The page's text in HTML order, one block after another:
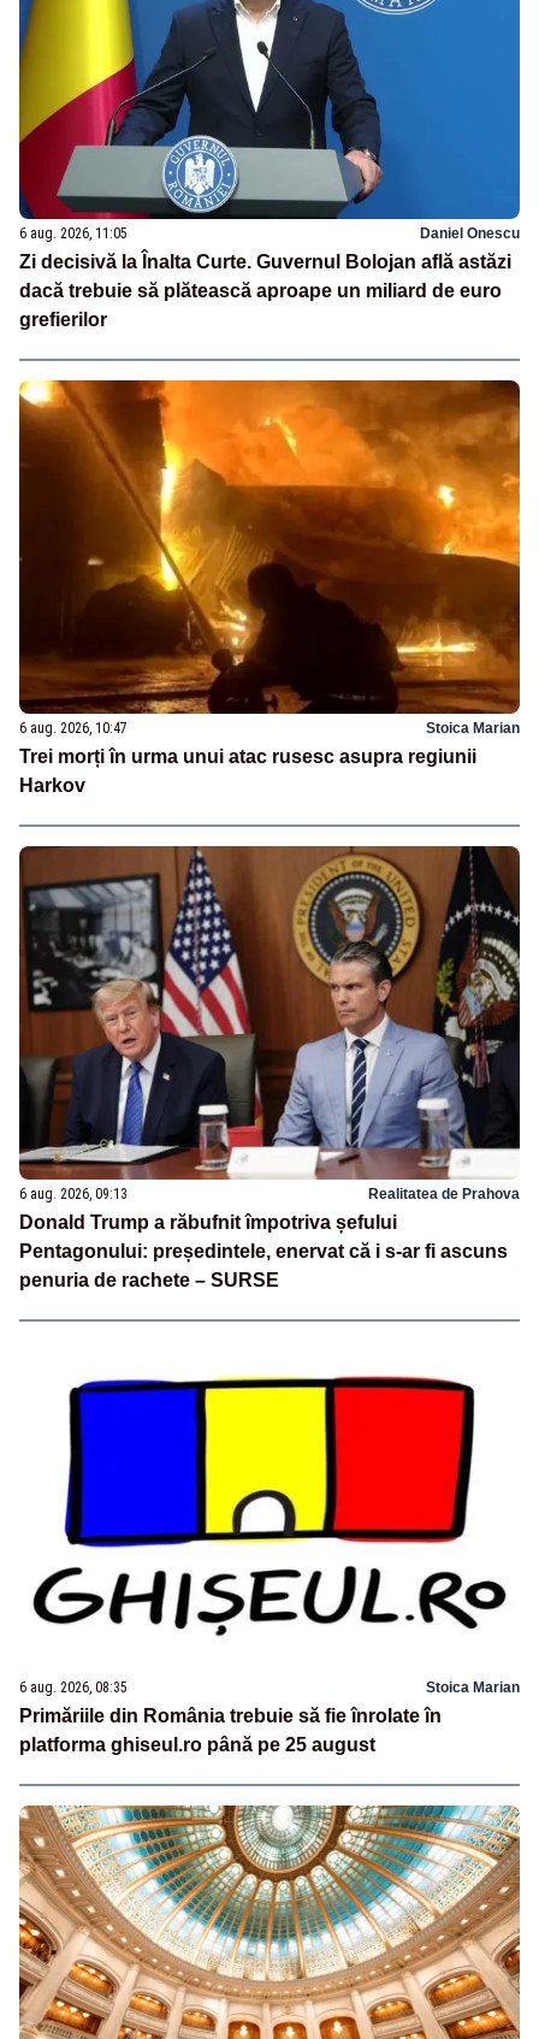
6 aug. 2026, 11:05 Daniel Onescu
Zi decisivă la Înalta Curte. Guvernul Bolojan află astăzi
dacă trebuie să plătească aproape un miliard de euro
grefierilor
6 aug. 2026, 10:47 Stoica Marian
Trei morți în urma unui atac rusesc asupra regiunii
Harkov
6 aug. 2026, 09:13 Realitatea de Prahova
Donald Trump a răbufnit împotriva șefului
Pentagonului: președintele, enervat că i s-ar fi ascuns
penuria de rachete – SURSE
6 aug. 2026, 08:35 Stoica Marian
Primăriile din România trebuie să fie înrolate în
platforma ghiseul.ro până pe 25 august